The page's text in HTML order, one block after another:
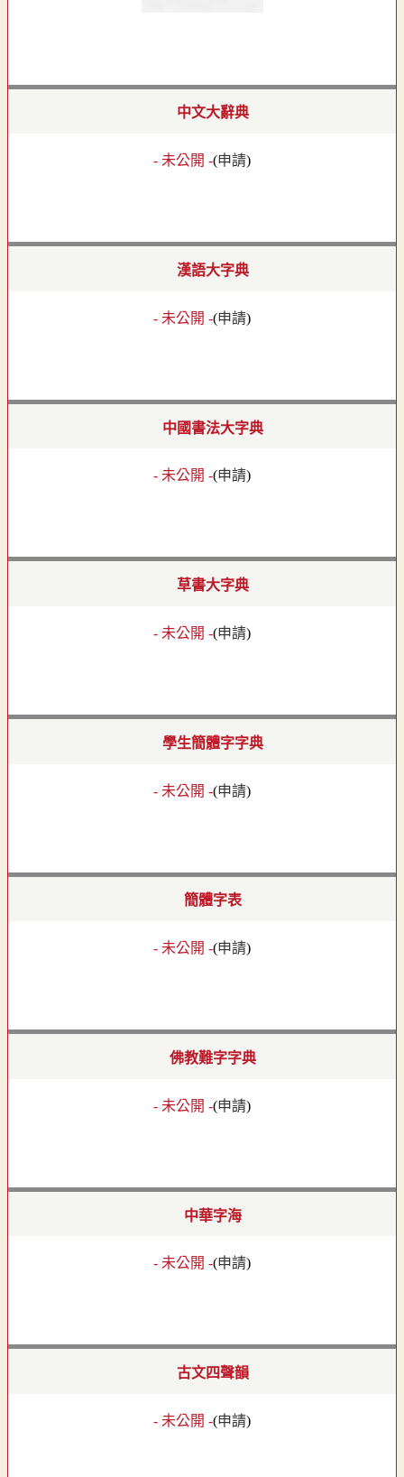
中文大辭典
- 未公開 -(申請)
漢語大字典
- 未公開 -(申請)
中國書法大字典
- 未公開 -(申請)
草書大字典
- 未公開 -(申請)
學生簡體字字典
- 未公開 -(申請)
簡體字表
- 未公開 -(申請)
佛教難字字典
- 未公開 -(申請)
中華字海
- 未公開 -(申請)
古文四聲韻
- 未公開 -(申請)